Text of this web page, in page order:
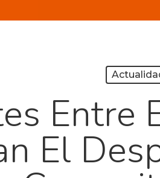
Entre
El